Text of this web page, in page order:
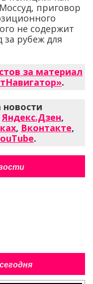
приговор
не содержит
рубеж для
за материал
.
Яндекс.Дзен,
, Вконтакте,
.